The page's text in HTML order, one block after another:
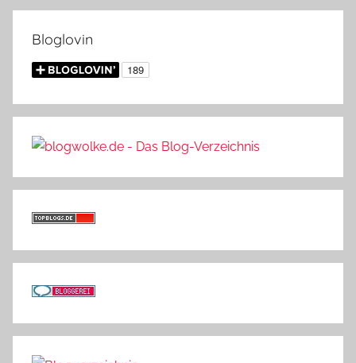
Bloglovin